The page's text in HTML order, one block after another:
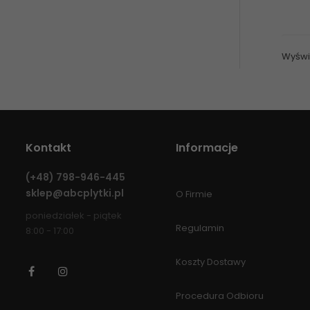
Kontakt
(+48) 798-946-445
sklep@abcplytki.pl
poniedziałek - piątek
8:00 - 17:00
Facebook
Informacje
O Firmie
Regulamin
Koszty Dostawy
Procedura Odbioru